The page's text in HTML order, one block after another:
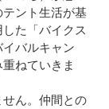
ント生活が基
た「バイクス
バルキャン
ねていきま
ん。仲間との